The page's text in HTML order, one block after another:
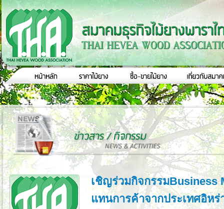
เชิญร่วมกิจกรรมBusiness
แทนการค้าจากประเทศอิหร่